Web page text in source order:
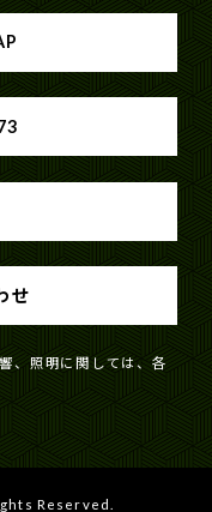
せ
、照明に関しては、各
Reserved.